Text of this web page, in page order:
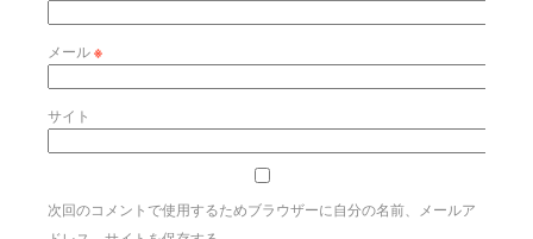
メール※
サイト
次回のコメントで使用するためブラウザーに自分の名前、メールア